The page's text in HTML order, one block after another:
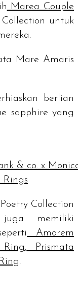
Marea Couple
untuk
Mare Amaris
berlian
sapphire yang
& co. x
Rings
Collection
juga memiliki
Amorem
, Prismata
.